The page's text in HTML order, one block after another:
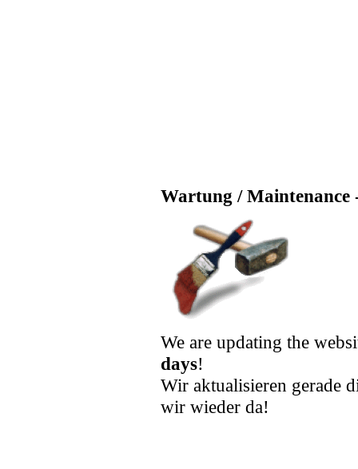
Wartung / Maintenance
We are updating the
days!
Wir aktualisieren gerade
wir wieder da!